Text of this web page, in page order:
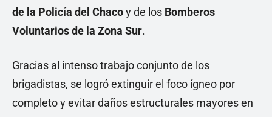
de la Policía del Chacoy de los Bomberos
Voluntarios de la Zona Sur.
Gracias al intenso trabajo conjunto de los
brigadistas, se logró extinguir el foco ígneo por
completo y evitar daños estructurales mayores en